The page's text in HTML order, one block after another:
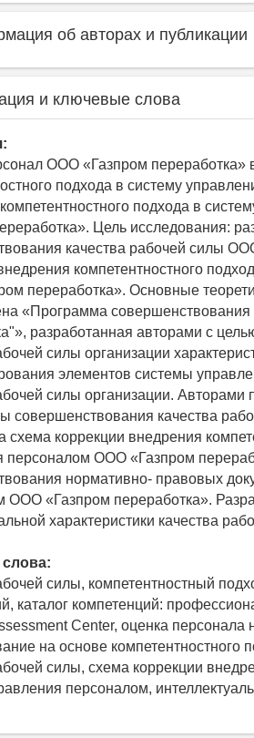
об авторах и публикации
и ключевые слова
ООО «Газпром переработка»
подхода в систему
подхода в
Цель исследования:
качества рабочей силы
компетентностного
переработка». Основные
«Программа
разработанная авторами с
силы организации
элементов системы
силы организации.
совершенствования качества
схема коррекции внедрения
персоналом ООО «Газпром
нормативно- правовых
ООО «Газпром переработка».
характеристики качества
силы, компетентностный
каталог компетенций:
Сenter, оценка персонала
на основе
силы, схема коррекции
персоналом,